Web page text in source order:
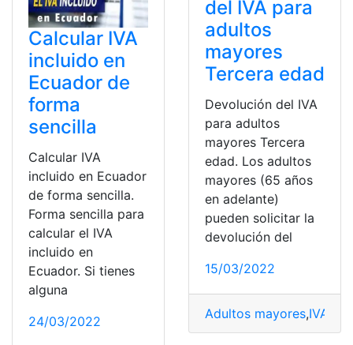
Calcular IVA
incluido en
Ecuador de
forma
sencilla
Calcular IVA
incluido en Ecuador
de forma sencilla.
Forma sencilla para
calcular el IVA
incluido en
Ecuador. Si tienes
alguna
24/03/2022
del IVA para
adultos
mayores
Tercera edad
Devolución del IVA
para adultos
mayores Tercera
edad. Los adultos
mayores (65 años
en adelante)
pueden solicitar la
devolución del
15/03/2022
Adultos mayores,IVA